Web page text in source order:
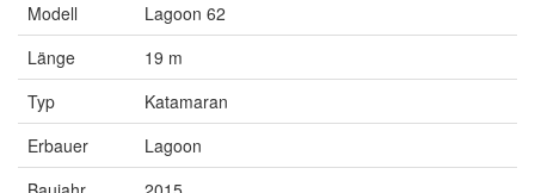
Modell
Lagoon 62
Länge
19 m
Typ
Katamaran
Erbauer
Lagoon